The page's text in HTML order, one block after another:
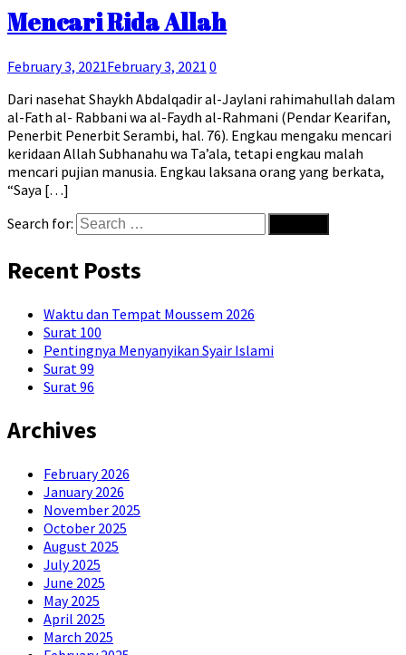
Mencari Rida Allah
February 3, 2021February 3, 2021 0
Dari nasehat Shaykh Abdalqadir al-Jaylani rahimahullah dalam
al-Fath al- Rabbani wa al-Faydh al-Rahmani (Pendar Kearifan,
Penerbit Penerbit Serambi, hal. 76). Engkau mengaku mencari
keridaan Allah Subhanahu wa Ta’ala, tetapi engkau malah
mencari pujian manusia. Engkau laksana orang yang berkata,
“Saya […]
Search for:
Recent Posts
Waktu dan Tempat Moussem 2026
Surat 100
Pentingnya Menyanyikan Syair Islami
Surat 99
Surat 96
Archives
February 2026
January 2026
November 2025
October 2025
August 2025
July 2025
June 2025
May 2025
April 2025
March 2025